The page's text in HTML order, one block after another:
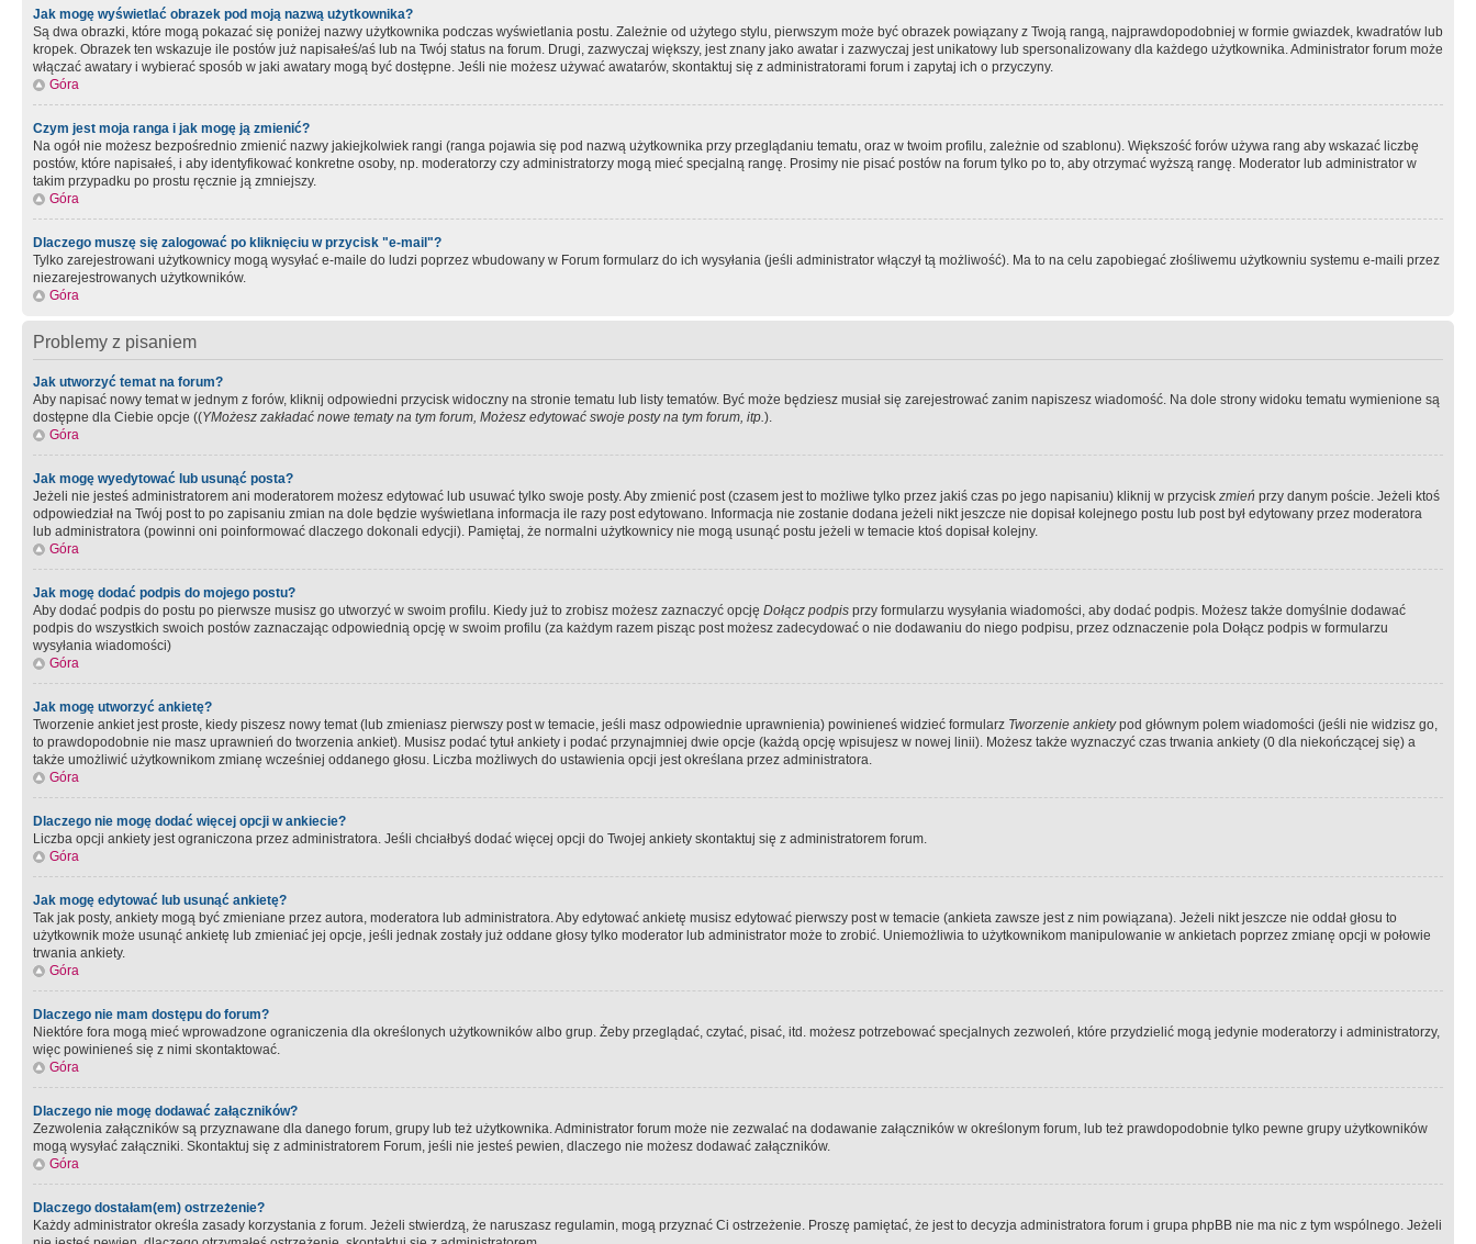
Jak mogę wyświetlać obrazek pod moją nazwą użytkownika?
Są dwa obrazki, które mogą pokazać się poniżej nazwy użytkownika podczas wyświetlania postu. Zależnie od użytego stylu, pierwszym może być obrazek powiązany z Twoją rangą, najprawdopodobniej w formie gwiazdek, kwadratów lub
kropek. Obrazek ten wskazuje ile postów już napisałeś/aś lub na Twój status na forum. Drugi, zazwyczaj większy, jest znany jako awatar i zazwyczaj jest unikatowy lub spersonalizowany dla każdego użytkownika. Administrator forum może
włączać awatary i wybierać sposób w jaki awatary mogą być dostępne. Jeśli nie możesz używać awatarów, skontaktuj się z administratorami forum i zapytaj ich o przyczyny.
Góra
Czym jest moja ranga i jak mogę ją zmienić?
Na ogół nie możesz bezpośrednio zmienić nazwy jakiejkolwiek rangi (ranga pojawia się pod nazwą użytkownika przy przeglądaniu tematu, oraz w twoim profilu, zależnie od szablonu). Większość forów używa rang aby wskazać liczbę
postów, które napisałeś, i aby identyfikować konkretne osoby, np. moderatorzy czy administratorzy mogą mieć specjalną rangę. Prosimy nie pisać postów na forum tylko po to, aby otrzymać wyższą rangę. Moderator lub administrator w
takim przypadku po prostu ręcznie ją zmniejszy.
Góra
Dlaczego muszę się zalogować po kliknięciu w przycisk "e-mail"?
Tylko zarejestrowani użytkownicy mogą wysyłać e-maile do ludzi poprzez wbudowany w Forum formularz do ich wysyłania (jeśli administrator włączył tą możliwość). Ma to na celu zapobiegać złośliwemu użytkowniu systemu e-maili przez
niezarejestrowanych użytkowników.
Góra
Problemy z pisaniem
Jak utworzyć temat na forum?
Aby napisać nowy temat w jednym z forów, kliknij odpowiedni przycisk widoczny na stronie tematu lub listy tematów. Być może będziesz musiał się zarejestrować zanim napiszesz wiadomość. Na dole strony widoku tematu wymienione są
dostępne dla Ciebie opcje ((YMożesz zakładać nowe tematy na tym forum, Możesz edytować swoje posty na tym forum, itp.).
Góra
Jak mogę wyedytować lub usunąć posta?
Jeżeli nie jesteś administratorem ani moderatorem możesz edytować lub usuwać tylko swoje posty. Aby zmienić post (czasem jest to możliwe tylko przez jakiś czas po jego napisaniu) kliknij w przycisk zmień przy danym poście. Jeżeli ktoś
odpowiedział na Twój post to po zapisaniu zmian na dole będzie wyświetlana informacja ile razy post edytowano. Informacja nie zostanie dodana jeżeli nikt jeszcze nie dopisał kolejnego postu lub post był edytowany przez moderatora
lub administratora (powinni oni poinformować dlaczego dokonali edycji). Pamiętaj, że normalni użytkownicy nie mogą usunąć postu jeżeli w temacie ktoś dopisał kolejny.
Góra
Jak mogę dodać podpis do mojego postu?
Aby dodać podpis do postu po pierwsze musisz go utworzyć w swoim profilu. Kiedy już to zrobisz możesz zaznaczyć opcję Dołącz podpis przy formularzu wysyłania wiadomości, aby dodać podpis. Możesz także domyślnie dodawać
podpis do wszystkich swoich postów zaznaczając odpowiednią opcję w swoim profilu (za każdym razem pisząc post możesz zadecydować o nie dodawaniu do niego podpisu, przez odznaczenie pola Dołącz podpis w formularzu
wysyłania wiadomości)
Góra
Jak mogę utworzyć ankietę?
Tworzenie ankiet jest proste, kiedy piszesz nowy temat (lub zmieniasz pierwszy post w temacie, jeśli masz odpowiednie uprawnienia) powinieneś widzieć formularz Tworzenie ankietypod głównym polem wiadomości (jeśli nie widzisz go,
to prawdopodobnie nie masz uprawnień do tworzenia ankiet). Musisz podać tytuł ankiety i podać przynajmniej dwie opcje (każdą opcję wpisujesz w nowej linii). Możesz także wyznaczyć czas trwania ankiety (0 dla niekończącej się) a
także umożliwić użytkownikom zmianę wcześniej oddanego głosu. Liczba możliwych do ustawienia opcji jest określana przez administratora.
Góra
Dlaczego nie mogę dodać więcej opcji w ankiecie?
Liczba opcji ankiety jest ograniczona przez administratora. Jeśli chciałbyś dodać więcej opcji do Twojej ankiety skontaktuj się z administratorem forum.
Góra
Jak mogę edytować lub usunąć ankietę?
Tak jak posty, ankiety mogą być zmieniane przez autora, moderatora lub administratora. Aby edytować ankietę musisz edytować pierwszy post w temacie (ankieta zawsze jest z nim powiązana). Jeżeli nikt jeszcze nie oddał głosu to
użytkownik może usunąć ankietę lub zmieniać jej opcje, jeśli jednak zostały już oddane głosy tylko moderator lub administrator może to zrobić. Uniemożliwia to użytkownikom manipulowanie w ankietach poprzez zmianę opcji w połowie
trwania ankiety.
Góra
Dlaczego nie mam dostępu do forum?
Niektóre fora mogą mieć wprowadzone ograniczenia dla określonych użytkowników albo grup. Żeby przeglądać, czytać, pisać, itd. możesz potrzebować specjalnych zezwoleń, które przydzielić mogą jedynie moderatorzy i administratorzy,
więc powinieneś się z nimi skontaktować.
Góra
Dlaczego nie mogę dodawać załączników?
Zezwolenia załączników są przyznawane dla danego forum, grupy lub też użytkownika. Administrator forum może nie zezwalać na dodawanie załączników w określonym forum, lub też prawdopodobnie tylko pewne grupy użytkowników
mogą wysyłać załączniki. Skontaktuj się z administratorem Forum, jeśli nie jesteś pewien, dlaczego nie możesz dodawać załączników.
Góra
Dlaczego dostałam(em) ostrzeżenie?
Każdy administrator określa zasady korzystania z forum. Jeżeli stwierdzą, że naruszasz regulamin, mogą przyznać Ci ostrzeżenie. Proszę pamiętać, że jest to decyzja administratora forum i grupa phpBB nie ma nic z tym wspólnego. Jeżeli